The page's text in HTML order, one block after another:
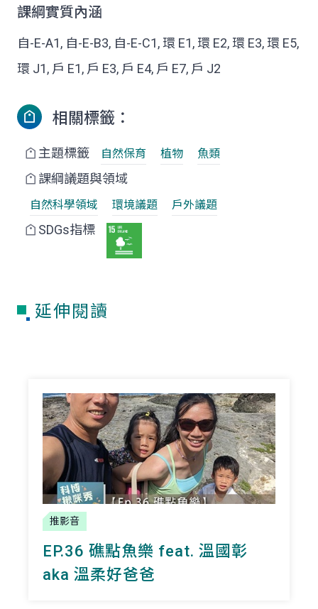
課綱實質內涵
自-E-A1, 自-E-B3, 自-E-C1, 環 E1, 環 E2, 環 E3, 環 E5,
環 J1, 戶 E1, 戶 E3, 戶 E4, 戶 E7, 戶 J2
相關標籤：
主題標籤 自然保育 植物 魚類
課綱議題與領域
自然科學領域 環境議題 戶外議題
SDGs指標
延伸閱讀
推影音
EP.36 礁點魚樂 feat. 溫國彰
aka 溫柔好爸爸